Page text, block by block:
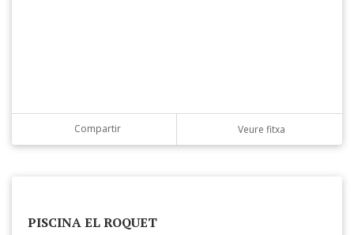
Compartir Veure fitxa
PISCINA EL ROQUET